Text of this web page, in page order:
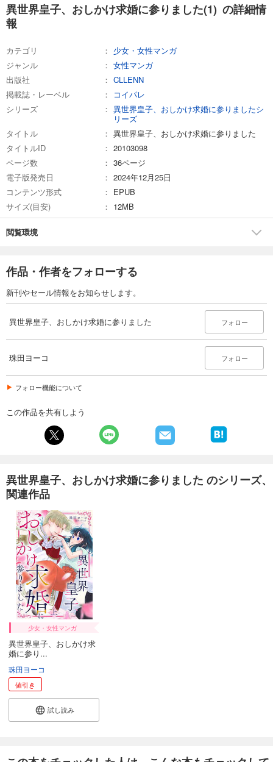
異世界皇子、おしかけ求婚に参りました(1) の詳細情
報
カテゴリ
少女・女性マンガ
ジャンル
女性マンガ
出版社
CLLENN
掲載誌・レーベル
コイパレ
シリーズ
異世界皇子、おしかけ求婚に参りましたシ
リーズ
タイトル
異世界皇子、おしかけ求婚に参りました
タイトルID
20103098
ページ数
36ページ
電子版発売日
2024年12月25日
コンテンツ形式
EPUB
サイズ(目安)
12MB
閲覧環境
作品・作者をフォローする
新刊やセール情報をお知らせします。
異世界皇子、おしかけ求婚に参りました フォロー
珠田ヨーコ フォロー
フォロー機能について
この作品を共有しよう
異世界皇子、おしかけ求婚に参りました のシリーズ、
関連作品
少女・女性マンガ
異世界皇子、おしかけ求
婚に参り...
珠田ヨーコ
値引き
試し読み